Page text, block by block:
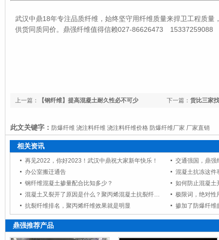
武汉中鼎18年专注品质纤维，始终坚守用纤维质量来捍卫工程质量
供货同质同价。鼎强纤维值得信赖027-86626473 15337259088
下一篇： 货比三家
上一篇： 【钢纤维】提高混凝土耐久性必不可少
此文关键字： 防爆纤维 浇注料纤维 浇注料纤维价格 防爆纤维厂家 厂家直销
相关资讯
再见2022，你好2023！武汉中鼎祝大家新年快乐！
交通强国，鼎强
办公室搬迁通告
钢纤维混凝土掺量配合比知多少？
混凝土又裂开了原因是什么？聚丙烯混凝土抗裂纤维很重要噢！
极限词，绝对性
抗裂纤维排名，聚丙烯纤维效果就是明显
掺加了防爆纤维
鼎强推荐产品